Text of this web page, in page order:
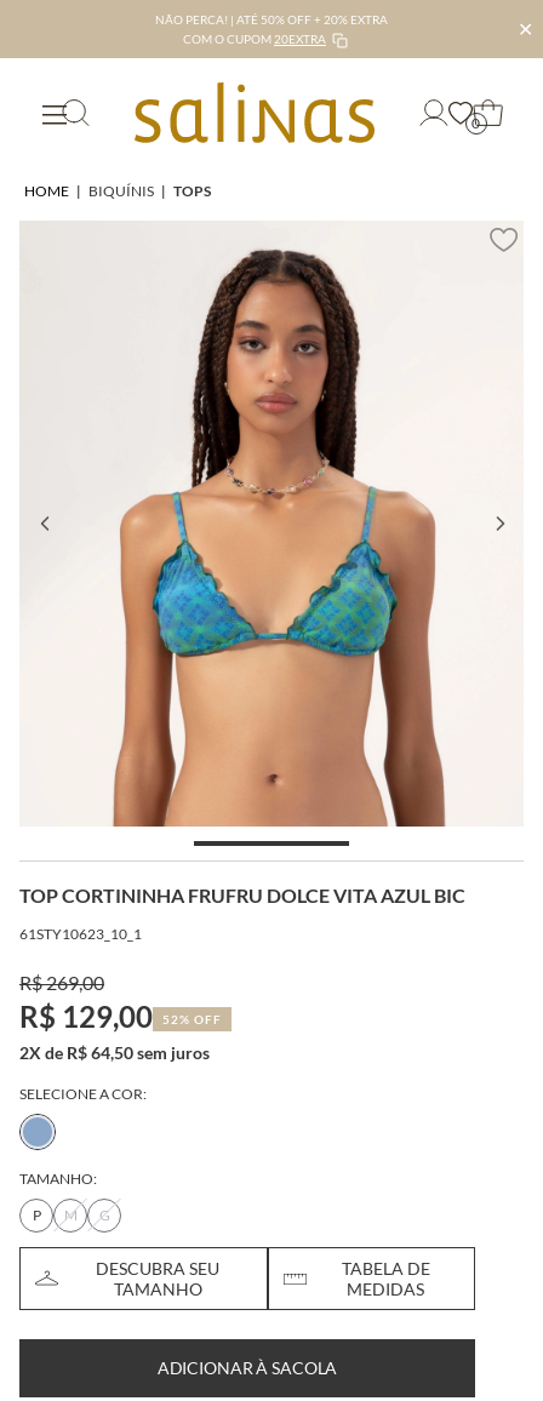
NÃO PERCA! | ATÉ 50% OFF + 20% EXTRA
COM O CUPOM 20EXTRA ✕
0
HOME | BIQUÍNIS | TOPS
TOP CORTININHA FRUFRU DOLCE VITA AZUL BIC
61STY10623_10_1
R$ 269,00
R$ 129,00 52% OFF
2X de R$ 64,50 sem juros
SELECIONE A COR:
TAMANHO:
P
M G
DESCUBRA SEU
TAMANHO
TABELA DE
MEDIDAS
ADICIONAR À SACOLA